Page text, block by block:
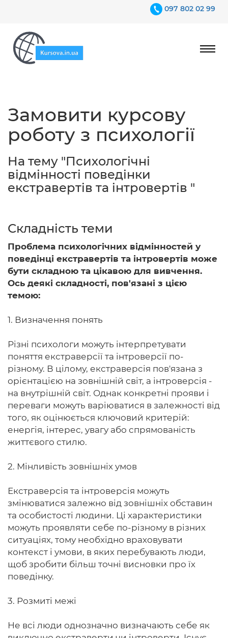
097 802 02 99
Замовити курсову
роботу з психології
На тему "Психологічні
відмінності поведінки
екстравертів та інтровертів "
Складність теми
Проблема психологічних відмінностей у
поведінці екстравертів та інтровертів може
бути складною та цікавою для вивчення.
Ось деякі складності, пов'язані з цією
темою:
1. Визначення понять
Різні психологи можуть інтерпретувати
поняття екстраверсії та інтроверсії по-
різному. В цілому, екстраверсія пов'язана з
орієнтацією на зовнішній світ, а інтроверсія -
на внутрішній світ. Однак конкретні прояви і
переваги можуть варіюватися в залежності від
того, як оцінюється ключовий критерій:
енергія, інтерес, увагу або спрямованість
життєвого стилю.
2. Мінливість зовнішніх умов
Екстраверсія та інтроверсія можуть
змінюватися залежно від зовнішніх обставин
та особистості людини. Ці характеристики
можуть проявляти себе по-різному в різних
ситуаціях, тому необхідно враховувати
контекст і умови, в яких перебувають люди,
щоб зробити більш точні висновки про їх
поведінку.
3. Розмиті межі
Не всі люди однозначно визначають себе як
Гарантії
Відгуки
Контакти
097 802 02 99
Головна
Умови